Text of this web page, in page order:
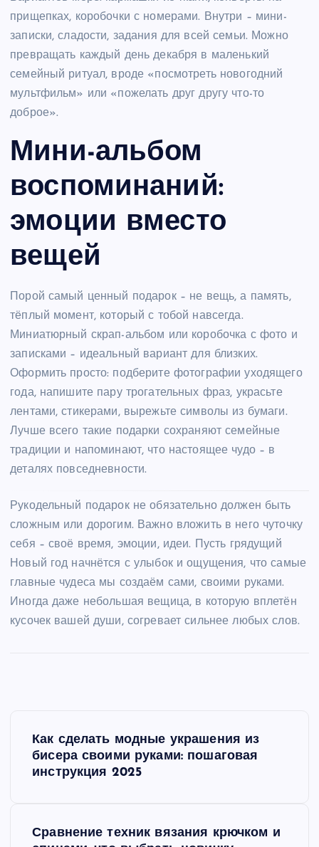
прищепках, коробочки с номерами. Внутри – мини-
записки, сладости, задания для всей семьи. Можно
превращать каждый день декабря в маленький
семейный ритуал, вроде «посмотреть новогодний
мультфильм» или «пожелать друг другу что-то
доброе».
Мини-альбом
воспоминаний:
эмоции вместо
вещей
Порой самый ценный подарок – не вещь, а память,
тёплый момент, который с тобой навсегда.
Миниатюрный скрап-альбом или коробочка с фото и
записками – идеальный вариант для близких.
Оформить просто: подберите фотографии уходящего
года, напишите пару трогательных фраз, украсьте
лентами, стикерами, вырежьте символы из бумаги.
Лучше всего такие подарки сохраняют семейные
традиции и напоминают, что настоящее чудо – в
деталях повседневности.
Рукодельный подарок не обязательно должен быть
сложным или дорогим. Важно вложить в него чуточку
себя – своё время, эмоции, идеи. Пусть грядущий
Новый год начнётся с улыбок и ощущения, что самые
главные чудеса мы создаём сами, своими руками.
Иногда даже небольшая вещица, в которую вплетён
кусочек вашей души, согревает сильнее любых слов.
Как сделать модные украшения из
бисера своими руками: пошаговая
инструкция 2025
Сравнение техник вязания крючком и